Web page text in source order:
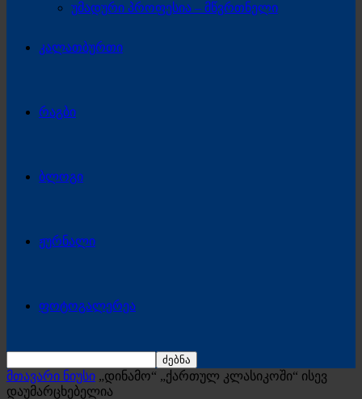
უმადური პროფესია – მწვრთნელი
კალათბურთი
რაგბი
ბლოგი
ჟურნალი
ფოტოგალერეა
მთავარი ნიუსი „დინამო“ „ქართულ კლასიკოში“ ისევ
დაუმარცხებელია